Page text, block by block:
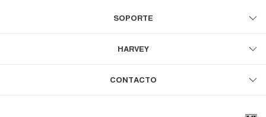
SOPORTE
HARVEY
CONTACTO